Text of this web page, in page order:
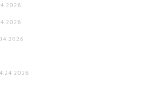
2026
2026
2026
2026